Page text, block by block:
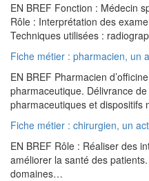
EN BREF Fonction : Médecin
Rôle : Interprétation des
Techniques utilisées :
Fiche métier : pharmacien, un
EN BREF Pharmacien
pharmaceutique. Délivrance
pharmaceutiques et dispositifs
Fiche métier : chirurgien, un
EN BREF Rôle : Réaliser des
améliorer la santé des
domaines…